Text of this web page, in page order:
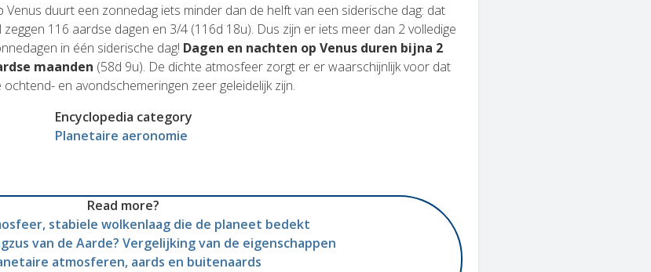
Venus duurt een zonnedag iets minder dan de helft van een siderische dag: dat
zeggen 116 aardse dagen en 3/4 (116d 18u). Dus zijn er iets meer dan 2 volledige
in één siderische dag! Dagen en nachten op Venus duren bijna 2
maanden (58d 9u). De dichte atmosfeer zorgt er er waarschijnlijk voor dat
ochtend- en avondschemeringen zeer geleidelijk zijn.
Encyclopedia category
Planetaire aeronomie
Read more?
stabiele wolkenlaag die de planeet bedekt
van de Aarde? Vergelijking van de eigenschappen
atmosferen, aards en buitenaards